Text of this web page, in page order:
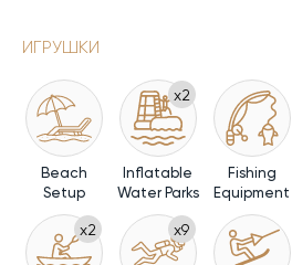
ИГРУШКИ
Beach
Setup
x2
Inflatable
Water Parks
Fishing
Equipment
x2 x9